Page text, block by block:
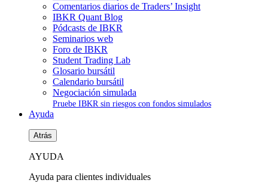
Comentarios diarios de Traders’ Insight
IBKR Quant Blog
Pódcasts de IBKR
Seminarios web
Foro de IBKR
Student Trading Lab
Glosario bursátil
Calendario bursátil
Negociación simulada
Pruebe IBKR sin riesgos con fondos simulados
Ayuda
Atrás
AYUDA
Ayuda para clientes individuales